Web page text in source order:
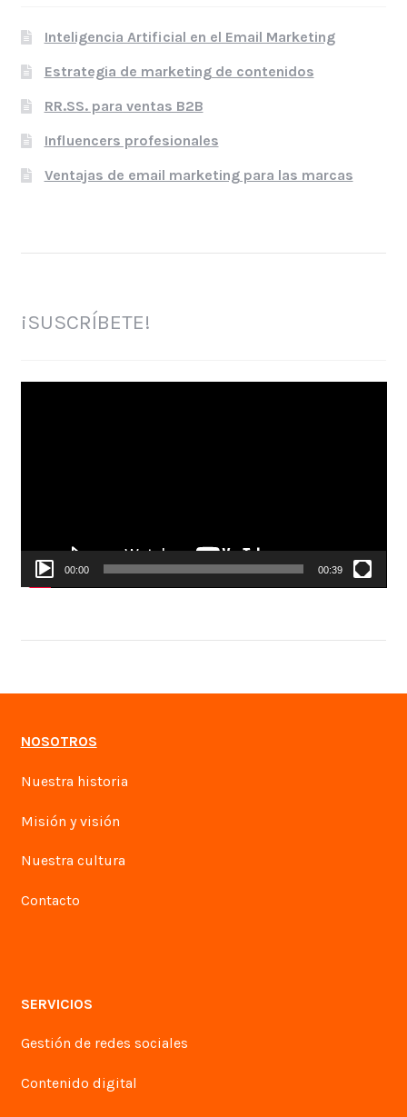
Inteligencia Artificial en el Email Marketing
Estrategia de marketing de contenidos
RR.SS. para ventas B2B
Influencers profesionales
Ventajas de email marketing para las marcas
¡SUSCRÍBETE!
00:00 00:39
NOSOTROS
Nuestra historia
Misión y visión
Nuestra cultura
Contacto
SERVICIOS
Gestión de redes sociales
Contenido digital